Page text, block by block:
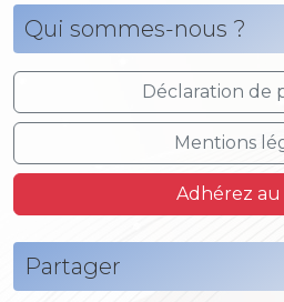
Qui sommes-nous ?
Déclaration de
Mentions
Adhérez au
Partager